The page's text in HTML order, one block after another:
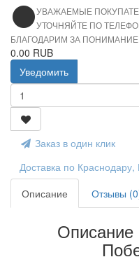
УВАЖАЕМЫЕ
УТОЧНЯЙТЕ ПО
БЛАГОДАРИМ ЗА ПОНИМАНИЕ.
0.00 RUB
Уведомить
Заказ в один клик
Доставка по
Описание
Отзывы
Описание